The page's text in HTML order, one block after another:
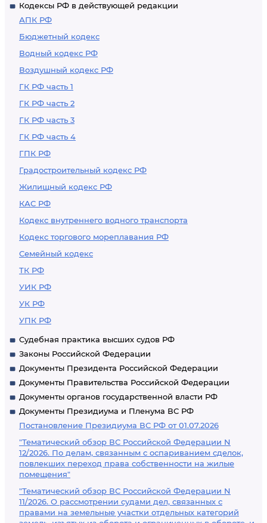
Кодексы РФ в действующей редакции
АПК РФ
Бюджетный кодекс
Водный кодекс РФ
Воздушный кодекс РФ
ГК РФ часть 1
ГК РФ часть 2
ГК РФ часть 3
ГК РФ часть 4
ГПК РФ
Градостроительный кодекс РФ
Жилищный кодекс РФ
КАС РФ
Кодекс внутреннего водного транспорта
Кодекс торгового мореплавания РФ
Семейный кодекс
ТК РФ
УИК РФ
УК РФ
УПК РФ
Судебная практика высших судов РФ
Законы Российской Федерации
Документы Президента Российской Федерации
Документы Правительства Российской Федерации
Документы органов государственной власти РФ
Документы Президиума и Пленума ВС РФ
Постановление Президиума ВС РФ от 01.07.2026
"Тематический обзор ВС Российской Федерации N
12/2026. По делам, связанным с оспариванием сделок,
повлекших переход права собственности на жилые
помещения"
"Тематический обзор ВС Российской Федерации N
11/2026. О рассмотрении судами дел, связанных с
правами на земельные участки отдельных категорий